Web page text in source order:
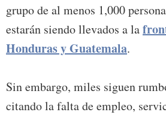
grupo de al menos 1,000
estarán siendo llevados a la
Honduras y Guatemala.
Sin embargo, miles siguen
citando la falta de empleo,